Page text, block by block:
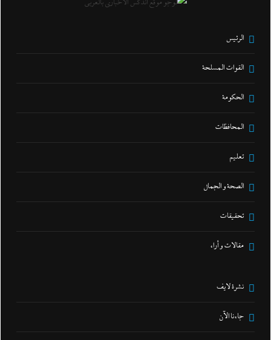
الرئيس
القوات المسلحة
الحكومة
المحافظات
تعليم
الصحة و الجمال
تحقيقات
مقالات و أراء
نشرة لايف
جاءنا الآن